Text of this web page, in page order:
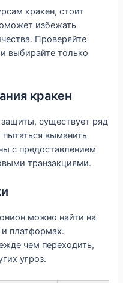
кракен, стоит
избежать
Проверяйте
выбирайте только
кракен
существует ряд
выманить
с предоставлением
транзакциями.
можно найти на
платформах.
чем переходить,
угроз.